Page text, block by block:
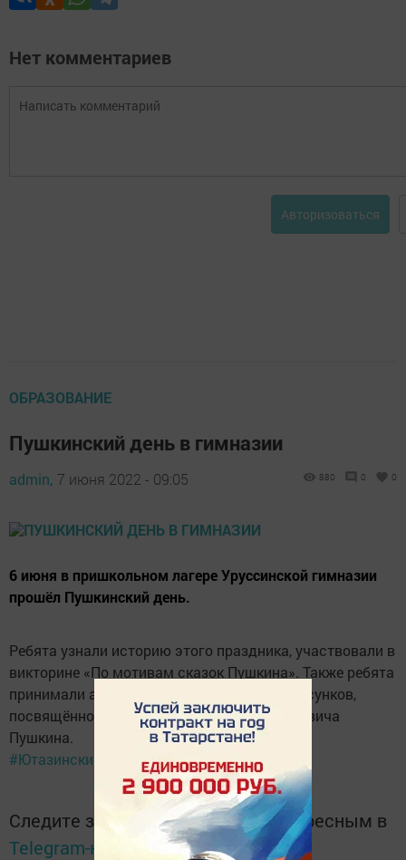
Нет комментариев
Авторизоваться
ОБРАЗОВАНИЕ
Пушкинский день в гимназии
admin, 7 июня 2022 - 09:05 880 0 0
6 июня в пришкольном лагере Уруссинской гимназии
прошёл Пушкинский день.
Ребята узнали историю этого праздника, участвовали в
викторине «По мотивам сказок Пушкина». Также ребята
принимали активное участие в конкурсе рисунков,
посвящённому сказкам Александра Сергеевича
Пушкина.
#Ютазинскийрайон#уруссинскаягимназия
Следите за самым важным и интересным в
Telegram-канале
Татмедиа